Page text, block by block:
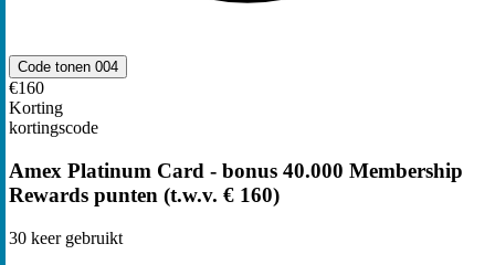
Code tonen 004
€160
Korting
kortingscode
Amex Platinum Card - bonus 40.000 Membership
Rewards punten (t.w.v. € 160)
30 keer gebruikt